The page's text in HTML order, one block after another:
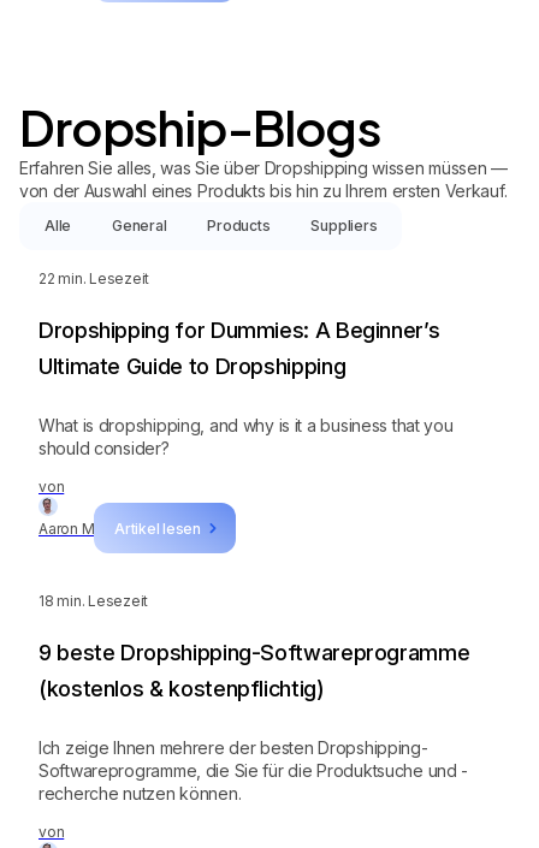
Dropship-Blogs
Erfahren Sie alles, was Sie über Dropshipping wissen müssen —
von der Auswahl eines Produkts bis hin zu Ihrem ersten Verkauf.
Alle General Products Suppliers
22 min. Lesezeit
von
Aaron M Artikel lesen
Dropshipping for Dummies: A Beginner’s
Ultimate Guide to Dropshipping
What is dropshipping, and why is it a business that you
should consider?
18 min. Lesezeit
von
9 beste Dropshipping-Softwareprogramme
(kostenlos & kostenpflichtig)
Ich zeige Ihnen mehrere der besten Dropshipping-
Softwareprogramme, die Sie für die Produktsuche und -
recherche nutzen können.